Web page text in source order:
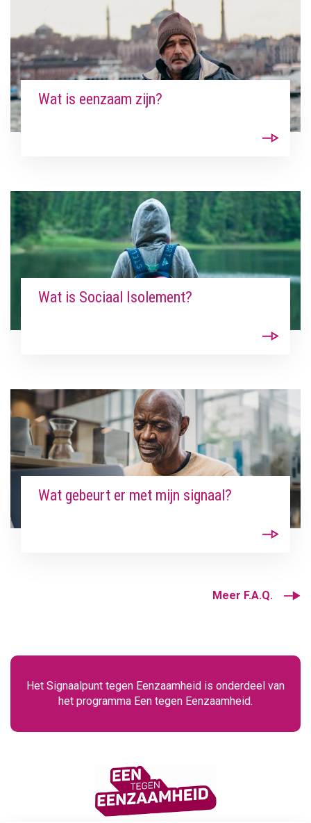
Wat is eenzaam zijn?
Wat is Sociaal Isolement?
Wat gebeurt er met mijn signaal?
Meer F.A.Q.
Het Signaalpunt tegen Eenzaamheid is onderdeel van
het programma Een tegen Eenzaamheid.